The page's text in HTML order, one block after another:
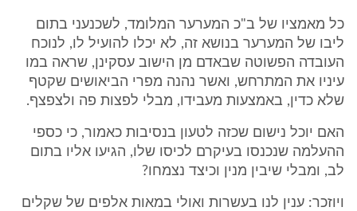
כל מאמציו של ב"כ המערער המלומד, לשכנעני בתום
ליבו של המערער בנושא זה, לא יכלו להועיל לו, לנוכח
העובדה הפשוטה שבאדם מן הישוב עסקינן, שראה במו
עיניו את המתרחש, ואשר נהנה מפרי הביאושים שקטף
שלא כדין, באמצעות מעבידו, מבלי לפצות פה ולצפצף.
האם יוכל נישום שכזה לטעון בנסיבות כאמור, כי כספי
ההעלמה שנכנסו בעיקרם לכיסו שלו, הגיעו אליו בתום
לב, ומבלי שיבין מנין וכיצד נצמחו?
ויוזכר: ענין לנו בעשרות ואולי במאות אלפים של שקלים